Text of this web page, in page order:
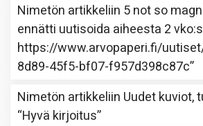
Nimetön artikkeliin 5 not so
ennätti uutisoida aiheesta 2
https://www.arvopaperi.fi/
8d89-45f5-bf07-f957d398c87c”
Nimetön artikkeliin Uudet kuviot,
“Hyvä kirjoitus”